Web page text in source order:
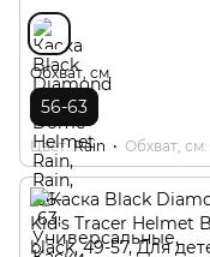
Обхват, см
56-63
Цвет Rain Обхват, см